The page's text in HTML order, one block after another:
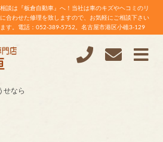
談は『板倉自動車』へ！当社は車のキズやヘコミのリ
合わせた修理を致しますので、お気軽にご相談下さい
す。電話：052-389-5752。名古屋市港区小碓3-129
せなら